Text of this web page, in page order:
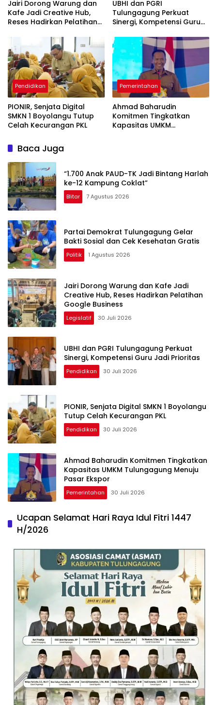
Jairi Dorong Warung dan
Kafe Jadi Creative Hub,
Reses Hadirkan Pelatihan
UBHI dan PGRI
Tulungagung Perkuat
Sinergi, Kompetensi Guru
Pendidikan
PIONIR, Senjata Digital
SMKN 1 Boyolangu Tutup
Celah Kecurangan PKL
Pemerintahan
Ahmad Baharudin
Komitmen Tingkatkan
Kapasitas UMKM
Baca Juga
“1.700 Anak PAUD-TK Jadi Bintang Harlah
ke-12 Kampung Coklat”
Blitar 7 Agustus 2026
Partai Demokrat Tulungagung Gelar
Bakti Sosial dan Cek Kesehatan Gratis
Politik 1 Agustus 2026
Jairi Dorong Warung dan Kafe Jadi
Creative Hub, Reses Hadirkan Pelatihan
Google Business
Legislatif 30 Juli 2026
UBHI dan PGRI Tulungagung Perkuat
Sinergi, Kompetensi Guru Jadi Prioritas
Pendidikan 30 Juli 2026
PIONIR, Senjata Digital SMKN 1 Boyolangu
Tutup Celah Kecurangan PKL
Pendidikan 30 Juli 2026
Ahmad Baharudin Komitmen Tingkatkan
Kapasitas UMKM Tulungagung Menuju
Pasar Ekspor
Pemerintahan 30 Juli 2026
Ucapan Selamat Hari Raya Idul Fitri 1447
H/2026